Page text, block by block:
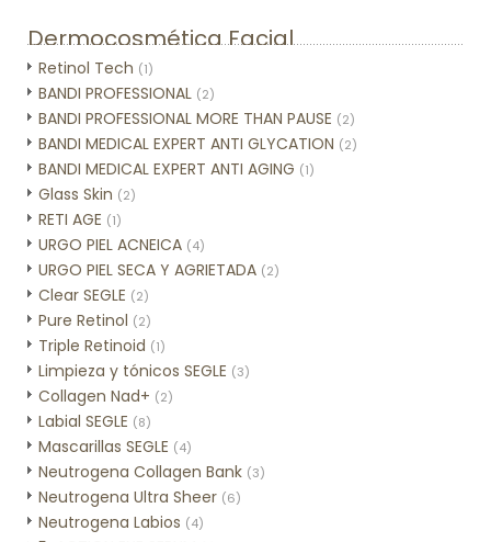
Dermocosmética Facial
Retinol Tech (1)
BANDI PROFESSIONAL (2)
BANDI PROFESSIONAL MORE THAN PAUSE (2)
BANDI MEDICAL EXPERT ANTI GLYCATION (2)
BANDI MEDICAL EXPERT ANTI AGING (1)
Glass Skin (2)
RETI AGE (1)
URGO PIEL ACNEICA (4)
URGO PIEL SECA Y AGRIETADA (2)
Clear SEGLE (2)
Pure Retinol (2)
Triple Retinoid (1)
Limpieza y tónicos SEGLE (3)
Collagen Nad+ (2)
Labial SEGLE (8)
Mascarillas SEGLE (4)
Neutrogena Collagen Bank (3)
Neutrogena Ultra Sheer (6)
Neutrogena Labios (4)